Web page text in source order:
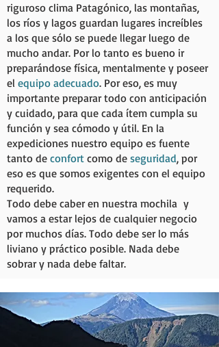
riguroso clima Patagónico, las montañas,
los ríos y lagos guardan lugares increíbles
a los que sólo se puede llegar luego de
mucho andar. Por lo tanto es bueno ir
preparándose física, mentalmente y poseer
el equipo adecuado. Por eso, es muy
importante preparar todo con anticipación
y cuidado, para que cada ítem cumpla su
función y sea cómodo y útil. En la
expediciones nuestro equipo es fuente
tanto de confort como de seguridad, por
eso es que somos exigentes con el equipo
requerido.
Todo debe caber en nuestra mochila y
vamos a estar lejos de cualquier negocio
por muchos días. Todo debe ser lo más
liviano y práctico posible. Nada debe
sobrar y nada debe faltar.